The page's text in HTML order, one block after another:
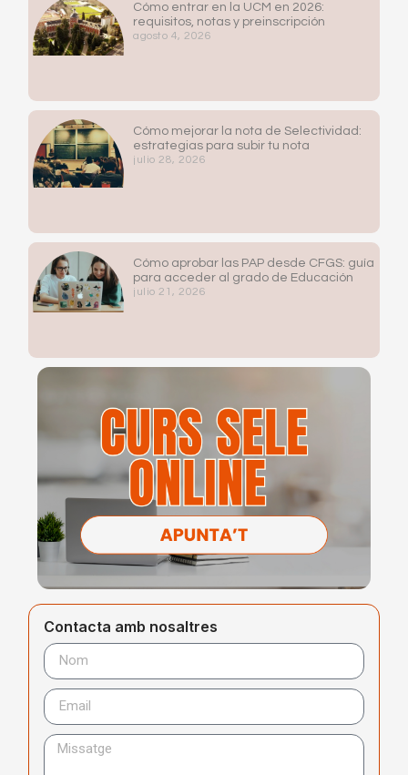
Cómo entrar en la UCM en 2026:
requisitos, notas y preinscripción
agosto 4, 2026
Cómo mejorar la nota de Selectividad:
estrategias para subir tu nota
julio 28, 2026
Cómo aprobar las PAP desde CFGS: guía
para acceder al grado de Educación
julio 21, 2026
Contacta amb nosaltres